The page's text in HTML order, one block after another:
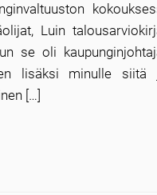
Luin
se oli
lisäksi minulle siitä
[…]